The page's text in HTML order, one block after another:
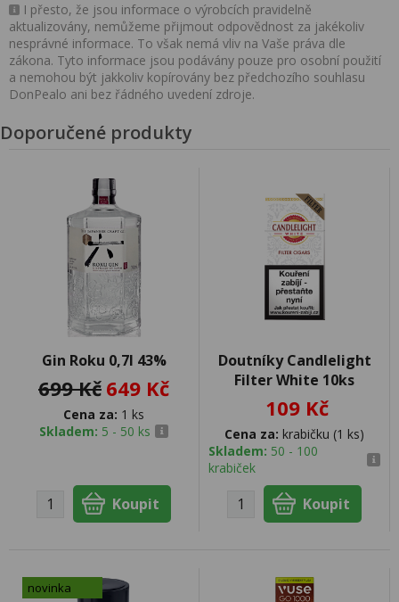
I přesto, že jsou informace o výrobcích pravidelně
aktualizovány, nemůžeme přijmout odpovědnost za jakékoliv
nesprávné informace. To však nemá vliv na Vaše práva dle
zákona. Tyto informace jsou podávány pouze pro osobní použití
a nemohou být jakkoliv kopírovány bez předchozího souhlasu
DonPealo ani bez řádného uvedení zdroje.
Doporučené produkty
Gin Roku 0,7l 43%
699 Kč 649 Kč
Cena za: 1 ks
Skladem: 5 - 50 ks
Doutníky Candlelight
Filter White 10ks
109 Kč
Cena za: krabičku (1 ks)
Skladem: 50 - 100
krabiček
novinka